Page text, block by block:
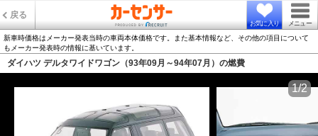
戻る
お気に入り メニュー
新車時価格はメーカー発表当時の車両本体価格です。また基本情報など、その他の項目について
もメーカー発表時の情報に基いています。
ダイハツ デルタワイドワゴン（93年09月～94年07月）の燃費
1/2